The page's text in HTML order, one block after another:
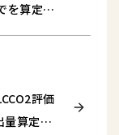
を算定し
評価
量算定と